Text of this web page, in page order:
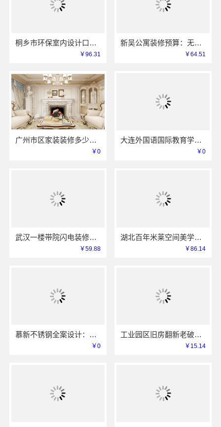
桐乡市环保室内设计口碑，嘉兴锦居装饰材料有限公司靠谱吗
￥96.31
新吴公寓装修预算：无锡亿莱居装饰工程材料有限公司定制专属方案
￥64.51
广州市区家装装修多少钱新房？精匠饰家（广州）家居建材有限公司
￥0
大连外国语国际教育学院航空职教资讯推荐怎么样
￥0
武汉一楼带院闪电装修，本地快装（湖北）科技有限公司工期短
￥59.88
湖北百年米莱空间美学装饰材料有限公司鄂州设计装修实景案例
￥86.14
慕新不锈钢全案设计：卫生间304材质指南
￥0
工业园区旧房翻新老破小拎包入住_苏州兔哥哥智装
￥15.14